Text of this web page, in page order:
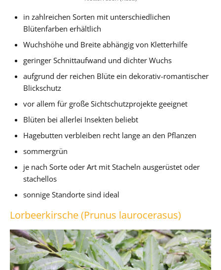
in zahlreichen Sorten mit unterschiedlichen
Blütenfarben erhältlich
Wuchshöhe und Breite abhängig von Kletterhilfe
geringer Schnittaufwand und dichter Wuchs
aufgrund der reichen Blüte ein dekorativ-romantischer
Blickschutz
vor allem für große Sichtschutzprojekte geeignet
Blüten bei allerlei Insekten beliebt
Hagebutten verbleiben recht lange an den Pflanzen
sommergrün
je nach Sorte oder Art mit Stacheln ausgerüstet oder
stachellos
sonnige Standorte sind ideal
Lorbeerkirsche (Prunus laurocerasus)